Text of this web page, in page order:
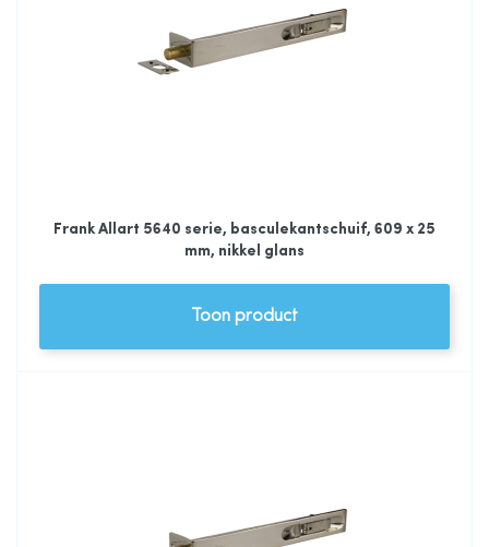
Frank Allart 5640 serie, basculekantschuif, 609 x 25
mm, nikkel glans
Toon product